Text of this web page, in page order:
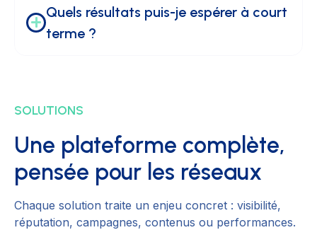
Quels résultats puis-je espérer à court
terme ?
SOLUTIONS
Une plateforme complète,
pensée pour les réseaux
Chaque solution traite un enjeu concret : visibilité,
réputation, campagnes, contenus ou performances.